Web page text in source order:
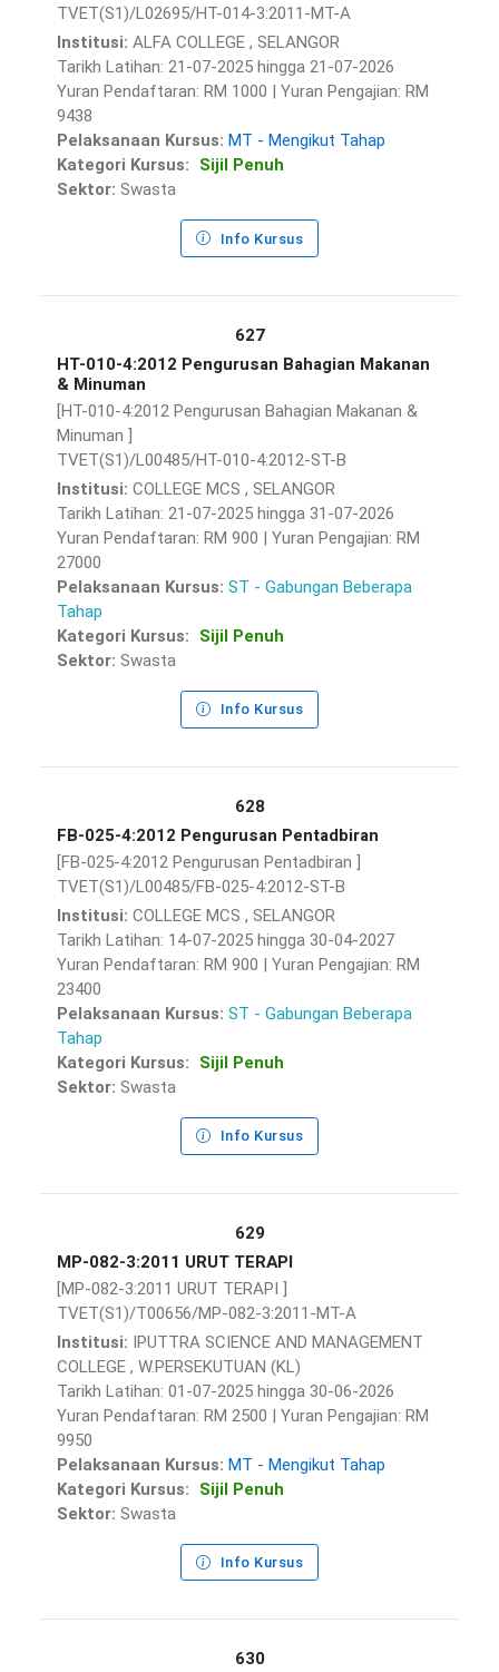
TVET(S1)/L02695/HT-014-3:2011-MT-A
Institusi: ALFA COLLEGE , SELANGOR
Tarikh Latihan: 21-07-2025 hingga 21-07-2026
Yuran Pendaftaran: RM 1000 | Yuran Pengajian: RM
9438
Pelaksanaan Kursus: MT - Mengikut Tahap
Kategori Kursus:
Sijil Penuh
Sektor: Swasta
Info Kursus
627
HT-010-4:2012 Pengurusan Bahagian Makanan
& Minuman
[HT-010-4:2012 Pengurusan Bahagian Makanan &
Minuman ]
TVET(S1)/L00485/HT-010-4:2012-ST-B
Institusi: COLLEGE MCS , SELANGOR
Tarikh Latihan: 21-07-2025 hingga 31-07-2026
Yuran Pendaftaran: RM 900 | Yuran Pengajian: RM
27000
Pelaksanaan Kursus: ST - Gabungan Beberapa
Tahap
Kategori Kursus:
Sijil Penuh
Sektor: Swasta
Info Kursus
628
FB-025-4:2012 Pengurusan Pentadbiran
[FB-025-4:2012 Pengurusan Pentadbiran ]
TVET(S1)/L00485/FB-025-4:2012-ST-B
Institusi: COLLEGE MCS , SELANGOR
Tarikh Latihan: 14-07-2025 hingga 30-04-2027
Yuran Pendaftaran: RM 900 | Yuran Pengajian: RM
23400
Pelaksanaan Kursus: ST - Gabungan Beberapa
Tahap
Kategori Kursus:
Sijil Penuh
Sektor: Swasta
Info Kursus
629
MP-082-3:2011 URUT TERAPI
[MP-082-3:2011 URUT TERAPI ]
TVET(S1)/T00656/MP-082-3:2011-MT-A
Institusi: IPUTTRA SCIENCE AND MANAGEMENT
COLLEGE , W.PERSEKUTUAN (KL)
Tarikh Latihan: 01-07-2025 hingga 30-06-2026
Yuran Pendaftaran: RM 2500 | Yuran Pengajian: RM
9950
Pelaksanaan Kursus: MT - Mengikut Tahap
Kategori Kursus:
Sijil Penuh
Sektor: Swasta
Info Kursus
630